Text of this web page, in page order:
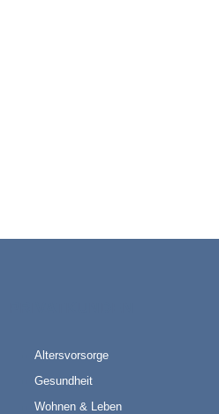
Altersvorsorge
Gesundheit
Wohnen & Leben